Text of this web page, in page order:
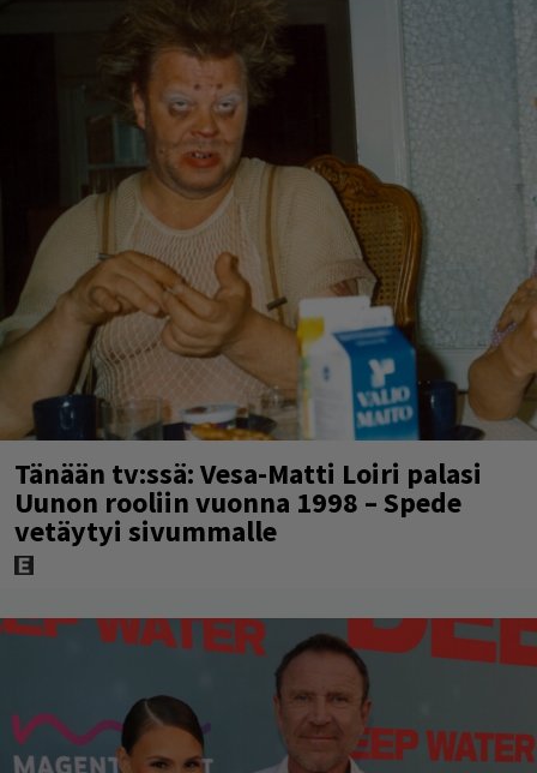
Tänään tv:ssä: Vesa-Matti Loiri palasi
Uunon rooliin vuonna 1998 – Spede
vetäytyi sivummalle